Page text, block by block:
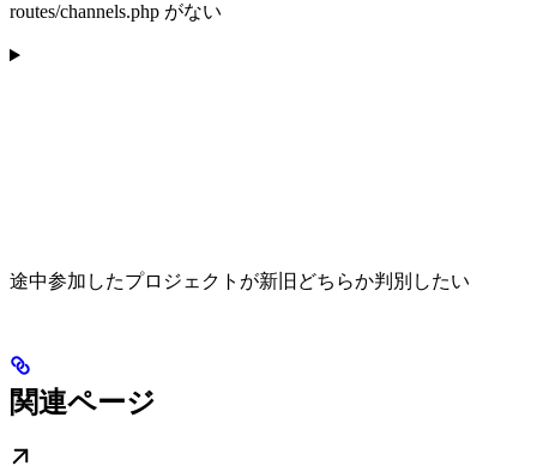
routes/channels.php がない
途中参加したプロジェクトが新旧どちらか判別したい
関連ページ